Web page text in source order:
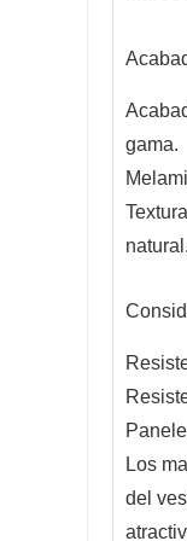
gama.
natural.
Los
del